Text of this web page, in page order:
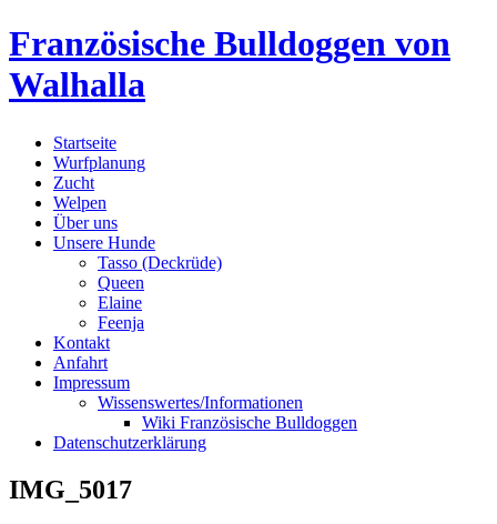
Skip
to
content
Französische Bulldoggen von
Walhalla
Startseite
Wurfplanung
Zucht
Welpen
Über uns
Unsere Hunde
Tasso (Deckrüde)
Queen
Elaine
Feenja
Kontakt
Anfahrt
Impressum
Wissenswertes/Informationen
Wiki Französische Bulldoggen
Datenschutzerklärung
IMG_5017